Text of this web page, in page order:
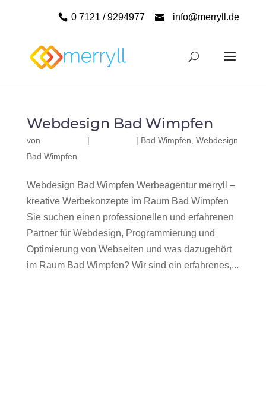
0 7121 / 9294977 info@merryll.de
Webdesign Bad Wimpfen
von | | Bad Wimpfen Webdesign
Bad Wimpfen
Webdesign Bad Wimpfen Werbeagentur merryll –
kreative Werbekonzepte im Raum Bad Wimpfen
Sie suchen einen professionellen und erfahrenen
Partner für Webdesign, Programmierung und
Optimierung von Webseiten und was dazugehört
im Raum Bad Wimpfen? Wir sind ein erfahrenes,...